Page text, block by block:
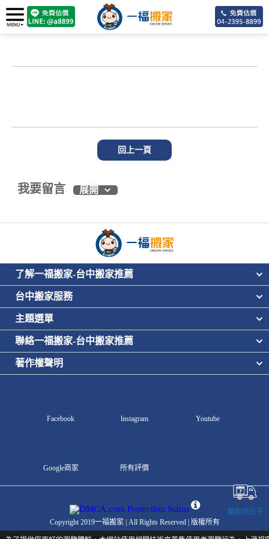
回上一頁
我要留言 展開
了解一福搬家-台中搬家推薦
台中搬家服務
主題選單
聯絡一福搬家-台中搬家推薦
著作權聲明
Facebook lnstagram Youtube
Google商家 所有評價
Copyright 2019一福搬家 | All Rights Reserved | 版權所有
搬家好日子